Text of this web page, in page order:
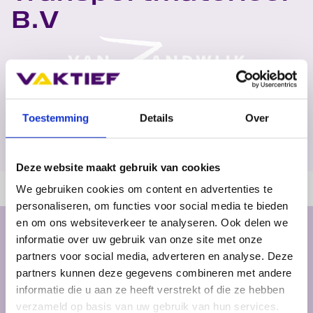
Toestemming Details Over
Deze website maakt gebruik van cookies
We gebruiken cookies om content en advertenties te
personaliseren, om functies voor social media te bieden
en om ons websiteverkeer te analyseren. Ook delen we
informatie over uw gebruik van onze site met onze
partners voor social media, adverteren en analyse. Deze
partners kunnen deze gegevens combineren met andere
informatie die u aan ze heeft verstrekt of die ze hebben
verzameld op basis van uw gebruik van hun services.
Home>Voor bedrijven >Lidbedrijven
Van Zandwijk Transportmaterieel B.V
B.V
Contactgegevens
Van Zandwijk Transportmaterieel B.V
Uilecotenweg 47
5324 JT Ammerzoden